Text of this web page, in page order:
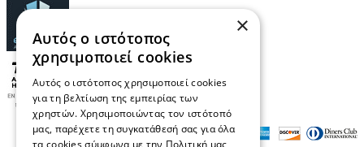
×
Αυτός ο ιστότοπος
χρησιμοποιεί cookies
Αυτός ο ιστότοπος χρησιμοποιεί cookies
για τη βελτίωση της εμπειρίας των
χρηστών. Χρησιμοποιώντας τον ιστότοπό
μας, παρέχετε τη συγκατάθεσή σας για όλα
τα cookies σύμφωνα με την Πολιτική μας